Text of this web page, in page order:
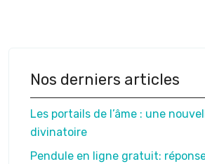
Nos derniers articles
Les portails de l’âme : une
divinatoire
Pendule en ligne gratuit: